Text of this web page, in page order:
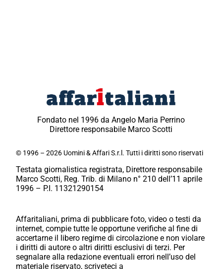
Fondato nel 1996 da Angelo Maria Perrino
Direttore responsabile Marco Scotti
© 1996 – 2026 Uomini & Affari S.r.l. Tutti i diritti sono riservati
Testata giornalistica registrata, Direttore responsabile
Marco Scotti, Reg. Trib. di Milano n° 210 dell’11 aprile
1996 – P.I. 11321290154
Affaritaliani, prima di pubblicare foto, video o testi da
internet, compie tutte le opportune verifiche al fine di
accertarne il libero regime di circolazione e non violare
i diritti di autore o altri diritti esclusivi di terzi. Per
segnalare alla redazione eventuali errori nell’uso del
materiale riservato, scriveteci a